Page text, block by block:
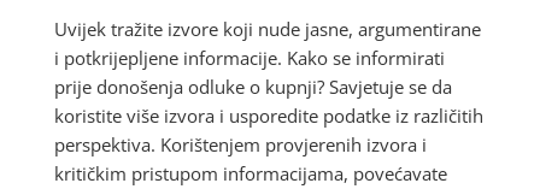
Uvijek tražite izvore koji nude jasne, argumentirane
i potkrijepljene informacije. Kako se informirati
prije donošenja odluke o kupnji? Savjetuje se da
koristite više izvora i usporedite podatke iz različitih
perspektiva. Korištenjem provjerenih izvora i
kritičkim pristupom informacijama, povećavate